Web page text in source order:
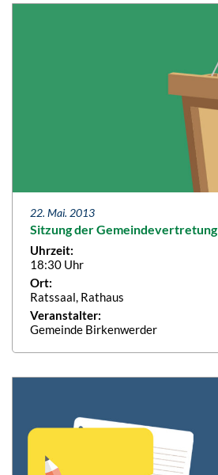
22. Mai. 2013
Sitzung der Gemeindevertretung
Uhrzeit:
18:30 Uhr
Ort:
Ratssaal, Rathaus
Veranstalter:
Gemeinde Birkenwerder